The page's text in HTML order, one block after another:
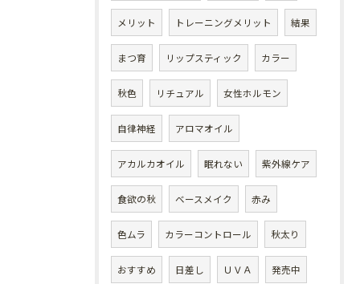
メリット トレーニングメリット 結果
まつ育 リップスティック カラー
秋色 リチュアル 女性ホルモン
自律神経 アロマオイル
アカルカオイル 眠れない 紫外線ケア
食欲の秋 ベースメイク 赤み
色ムラ カラーコントロール 秋太り
おすすめ 日差し ＵＶＡ 発売中